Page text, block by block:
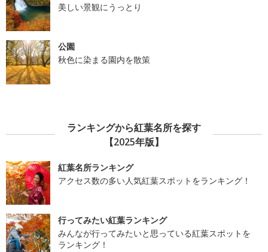
美しい景観にうっとり
公園
秋色に染まる園内を散策
ランキングから紅葉名所を探す
【2025年版】
紅葉名所ランキング
アクセス数の多い人気紅葉スポットをランキング！
行ってみたい紅葉ランキング
みんなが行ってみたいと思っている紅葉スポットを
ランキング！